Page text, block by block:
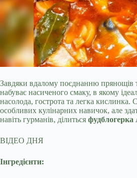
Завдяки вдалому поєднанню прянощів
набуває насиченого смаку, в якому
насолода, гострота та легка кислинка.
особливих кулінарних навичок, але
навіть гурманів, ділиться
ВІДЕО ДНЯ
Інгредієнти: